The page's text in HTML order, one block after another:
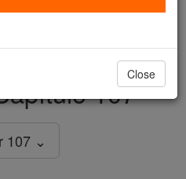
, we could rebuild stronger
TODAY >
107
107 ⌄
Close